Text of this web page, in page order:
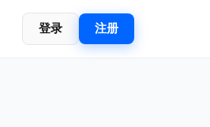
登录 注册